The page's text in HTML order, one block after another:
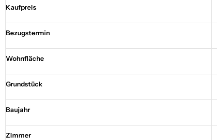
Kaufpreis
Bezugstermin
Wohnfläche
Grundstück
Baujahr
Zimmer